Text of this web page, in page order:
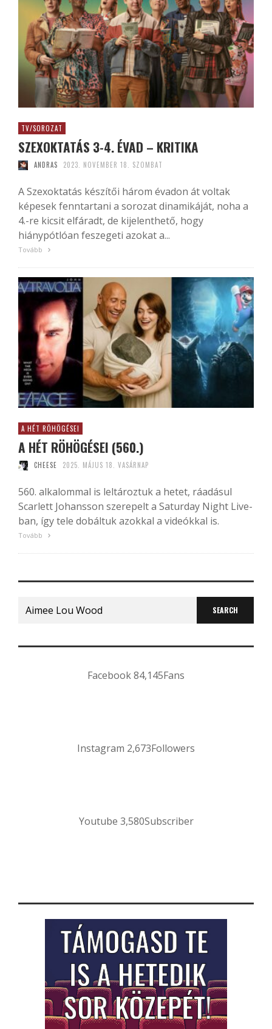
TV/SOROZAT
SZEXOKTATÁS 3-4. ÉVAD – KRITIKA
ANDRAS 2023. NOVEMBER 18. SZOMBAT
A Szexoktatás készítői három évadon át voltak
képesek fenntartani a sorozat dinamikáját, noha a
4.-re kicsit elfáradt, de kijelenthető, hogy
hiánypótlóan feszegeti azokat a...
Tovább
A HÉT RÖHÖGÉSEI
A HÉT RÖHÖGÉSEI (560.)
CHEESE 2025. MÁJUS 18. VASÁRNAP
560. alkalommal is leltároztuk a hetet, ráadásul
Scarlett Johansson szerepelt a Saturday Night Live-
ban, így tele dobáltuk azokkal a videókkal is.
Tovább
Search
for:
Facebook84,145Fans
Instagram 2,673Followers
Youtube 3,580Subscriber